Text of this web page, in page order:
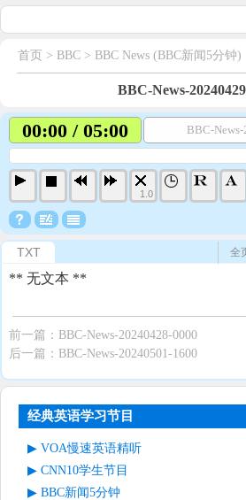
首页 > BBC > BBC News (BBC新闻5分钟)
BBC-News-
00:00 / 05:00 BBC-
1.0
TXT 全
** 无文本 **
前一篇： BBC-News-20240428-0000
后一篇： BBC-News-20240501-1600
经典英语学习节目
VOA慢速英语精听
CNN10学生节目
BBC新闻5分钟